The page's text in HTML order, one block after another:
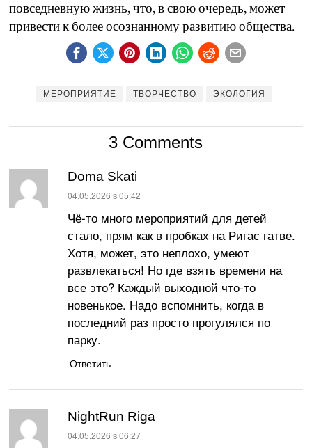
повседневную жизнь, что, в свою очередь, может
привести к более осознанному развитию общества.
МЕРОПРИЯТИЕ ТВОРЧЕСТВО ЭКОЛОГИЯ
3 Comments
Doma Skati
:
04.05.2026 в 05:42
Чё-то много мероприятий для детей
стало, прям как в пробках на Ригас гатве.
Хотя, может, это неплохо, умеют
развлекаться! Но где взять времени на
все это? Каждый выходной что-то
новенькое. Надо вспомнить, когда в
последний раз просто прогулялся по
парку.
Ответить
NightRun Riga
:
04.05.2026 в 06:27